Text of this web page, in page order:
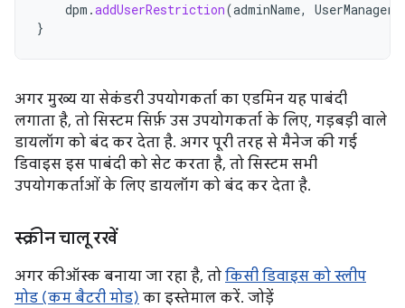
dpm .addUserRestriction(adminName, UserManager
}
अगर मुख्य या सेकंडरी उपयोगकर्ता का एडमिन यह पाबंदी
लगाता है, तो सिस्टम सिर्फ़ उस उपयोगकर्ता के लिए, गड़बड़ी वाले
डायलॉग को बंद कर देता है. अगर पूरी तरह से मैनेज की गई
डिवाइस इस पाबंदी को सेट करता है, तो सिस्टम सभी
उपयोगकर्ताओं के लिए डायलॉग को बंद कर देता है.
स्क्रीन चालू रखें
अगर कीऑस्क बनाया जा रहा है, तो किसी डिवाइस को स्लीप
मोड (कम बैटरी मोड) का इस्तेमाल करें. जोड़ें